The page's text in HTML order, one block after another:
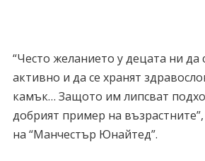
“Често желанието у децата ни да
активно и да се хранят
камък… Защото им липсват
добрият пример на
на “Манчестър Юнайтед”.